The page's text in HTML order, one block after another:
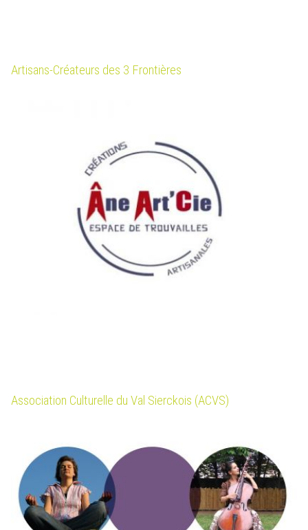
Artisans-Créateurs des 3 Frontières
Association Culturelle du Val Sierckois (ACVS)